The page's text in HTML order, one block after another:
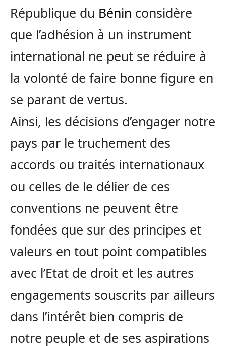
République du Bénin considère
que l’adhésion à un instrument
international ne peut se réduire à
la volonté de faire bonne figure en
se parant de vertus.
Ainsi, les décisions d’engager notre
pays par le truchement des
accords ou traités internationaux
ou celles de le délier de ces
conventions ne peuvent être
fondées que sur des principes et
valeurs en tout point compatibles
avec l’Etat de droit et les autres
engagements souscrits par ailleurs
dans l’intérêt bien compris de
notre peuple et de ses aspirations